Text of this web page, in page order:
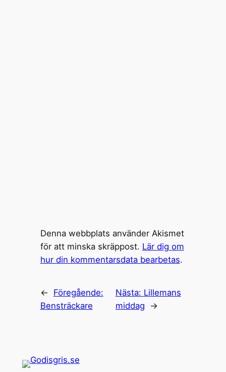
Denna webbplats använder Akismet
för att minska skräppost. Lär dig om
hur din kommentarsdata bearbetas.
←
Föregående:
Bensträckare
Nästa: Lillemans
middag
→